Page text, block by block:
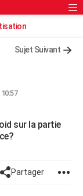
Rechercher
Sujet Suivant
sur la partie
Partager